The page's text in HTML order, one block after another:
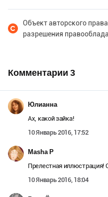
Объект авторского
разрешения
Комментарии 3
Юлианна
Ах, какой зайка!
10 Январь 2016, 17:52
Masha P
Прелестная иллюстрация!
10 Январь 2016, 18:04